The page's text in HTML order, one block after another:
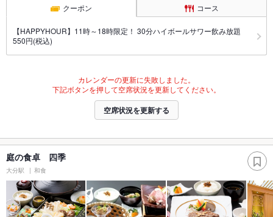
クーポン コース
【HAPPYHOUR】11時～18時限定！ 30分ハイボールサワー飲み放題
550円(税込)
カレンダーの更新に失敗しました。
下記ボタンを押して空席状況を更新してください。
空席状況を更新する
庭の食卓 四季
大分駅 和食